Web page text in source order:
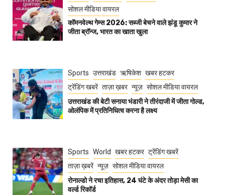
सोशल मीडिया वायरल
कॉमनवेल्थ गेम्स 2026: सब्जी बेचने वाले झंडू कुमार ने
जीता ब्रॉन्ज, भारत का खाता खुला
Sports उत्तराखंड ऋषिकेश खबर हटकर
ट्रेंडिंग खबरें ताज़ा ख़बर न्यूज़ सोशल मीडिया वायरल
उत्तराखंड की बेटी सनाया भंडारी ने तीरंदाजी में जीता गोल्ड,
ओलंपिक में प्रतिनिधित्व करना है लक्ष्य
Sports World खबर हटकर ट्रेंडिंग खबरें
ताज़ा ख़बरें न्यूज़ सोशल मीडिया वायरल
रोनाल्डो ने रचा इतिहास, 24 घंटे के अंदर तोड़ा मेसी का
वर्ल्ड रिकॉर्ड